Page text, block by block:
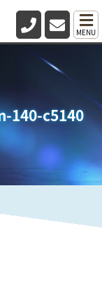
MENU
140-c5140